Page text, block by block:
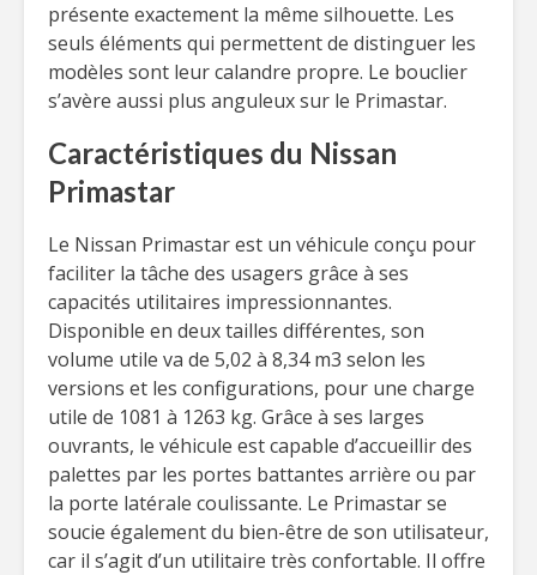
présente exactement la même silhouette. Les
seuls éléments qui permettent de distinguer les
modèles sont leur calandre propre. Le bouclier
s’avère aussi plus anguleux sur le Primastar.
Caractéristiques du Nissan
Primastar
Le Nissan Primastar est un véhicule conçu pour
faciliter la tâche des usagers grâce à ses
capacités utilitaires impressionnantes.
Disponible en deux tailles différentes, son
volume utile va de 5,02 à 8,34 m3 selon les
versions et les configurations, pour une charge
utile de 1081 à 1263 kg. Grâce à ses larges
ouvrants, le véhicule est capable d’accueillir des
palettes par les portes battantes arrière ou par
la porte latérale coulissante. Le Primastar se
soucie également du bien-être de son utilisateur,
car il s’agit d’un utilitaire très confortable. Il offre